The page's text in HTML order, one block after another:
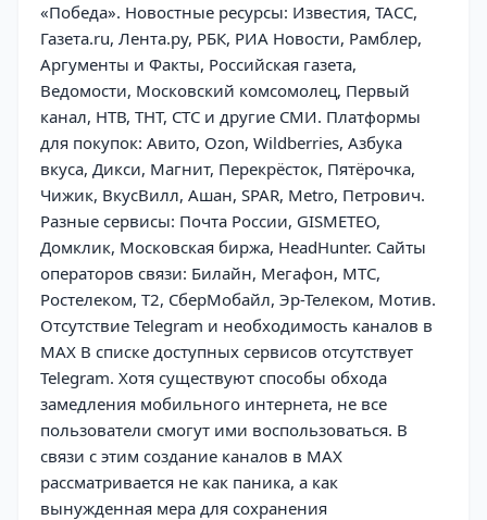
«Победа». Новостные ресурсы: Известия, ТАСС,
Газета.ru, Лента.ру, РБК, РИА Новости, Рамблер,
Аргументы и Факты, Российская газета,
Ведомости, Московский комсомолец, Первый
канал, НТВ, ТНТ, СТС и другие СМИ. Платформы
для покупок: Авито, Ozon, Wildberries, Азбука
вкуса, Дикси, Магнит, Перекрёсток, Пятёрочка,
Чижик, ВкусВилл, Ашан, SPAR, Metro, Петрович.
Разные сервисы: Почта России, GISMETEO,
Домклик, Московская биржа, HeadHunter. Сайты
операторов связи: Билайн, Мегафон, МТС,
Ростелеком, T2, СберМобайл, Эр-Телеком, Мотив.
Отсутствие Telegram и необходимость каналов в
MAX В списке доступных сервисов отсутствует
Telegram. Хотя существуют способы обхода
замедления мобильного интернета, не все
пользователи смогут ими воспользоваться. В
связи с этим создание каналов в MAX
рассматривается не как паника, а как
вынужденная мера для сохранения